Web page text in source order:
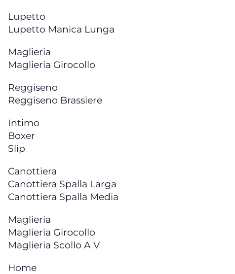
Lupetto
Lupetto Manica Lunga
Maglieria
Maglieria Girocollo
Reggiseno
Reggiseno Brassiere
Intimo
Boxer
Slip
Canottiera
Canottiera Spalla Larga
Canottiera Spalla Media
Maglieria
Maglieria Girocollo
Maglieria Scollo A V
Home